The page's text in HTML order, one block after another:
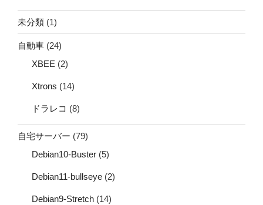
未分類 (1)
自動車 (24)
XBEE (2)
Xtrons (14)
ドラレコ (8)
自宅サーバー (79)
Debian10-Buster (5)
Debian11-bullseye (2)
Debian9-Stretch (14)